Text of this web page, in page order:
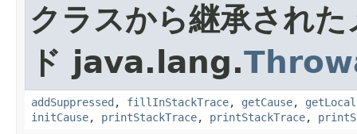
クラスから継承された
ド java.lang.
addSuppressed , fillInStackTrace, getCause,
initCause, printStackTrace, printStackTrace,